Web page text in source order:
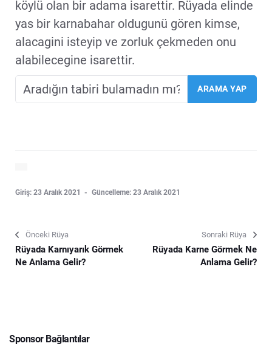
köylü olan bir adama isarettir. Rüyada elinde
yas bir karnabahar oldugunü gören kimse,
alacagini isteyip ve zorluk çekmeden onu
alabilecegine isarettir.
Giriş: 23 Aralık 2021 Güncelleme: 23 Aralık 2021
Önceki Rüya
Rüyada Karnıyarık Görmek
Ne Anlama Gelir?
Sonraki Rüya
Rüyada Karne Görmek Ne
Anlama Gelir?
Sponsor Bağlantılar